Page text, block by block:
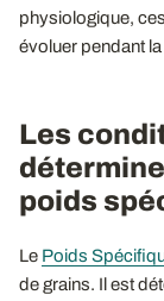
physiologique,
évoluer pendant
Les
poids
Le Poids
de grains. Il est